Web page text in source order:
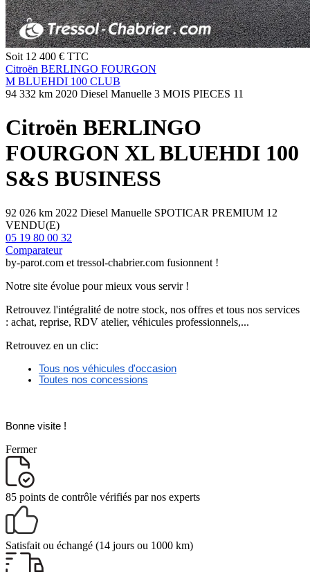
Soit 12 400 € TTC
Citroën BERLINGO FOURGON
M BLUEHDI 100 CLUB
94 332 km 2020 Diesel Manuelle 3 MOIS PIECES 11
Citroën BERLINGO
FOURGON XL BLUEHDI 100
S&S BUSINESS
92 026 km 2022 Diesel Manuelle SPOTICAR PREMIUM 12
VENDU(E)
05 19 80 00 32
Comparateur
by-parot.com et tressol-chabrier.com fusionnent !
Notre site évolue pour mieux vous servir !
Retrouvez l'intégralité de notre stock, nos offres et tous nos services
: achat, reprise, RDV atelier, véhicules professionnels,...
Retrouvez en un clic:
Tous nos véhicules d'occasion
Toutes nos concessions
Bonne visite !
Fermer
85 points de contrôle vérifiés par nos experts
Satisfait ou échangé (14 jours ou 1000 km)